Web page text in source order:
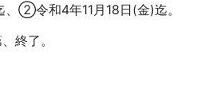
②令和4年11月18日(金)迄。
終了。